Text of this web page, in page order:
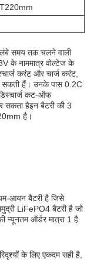
लंबे समय तक चलने वाली
के नाममात्र वोल्टेज के
करंट और चार्ज करंट,
सकती हैं। उनके पास 0.2C
कट-ऑफ
हैइन बैटरी की 3
है।
आयन बैटरी है जिसे
LiFePO4 बैटरी है जो
न्यूनतम ऑर्डर मात्रा 1 है
के लिए एकदम सही है,